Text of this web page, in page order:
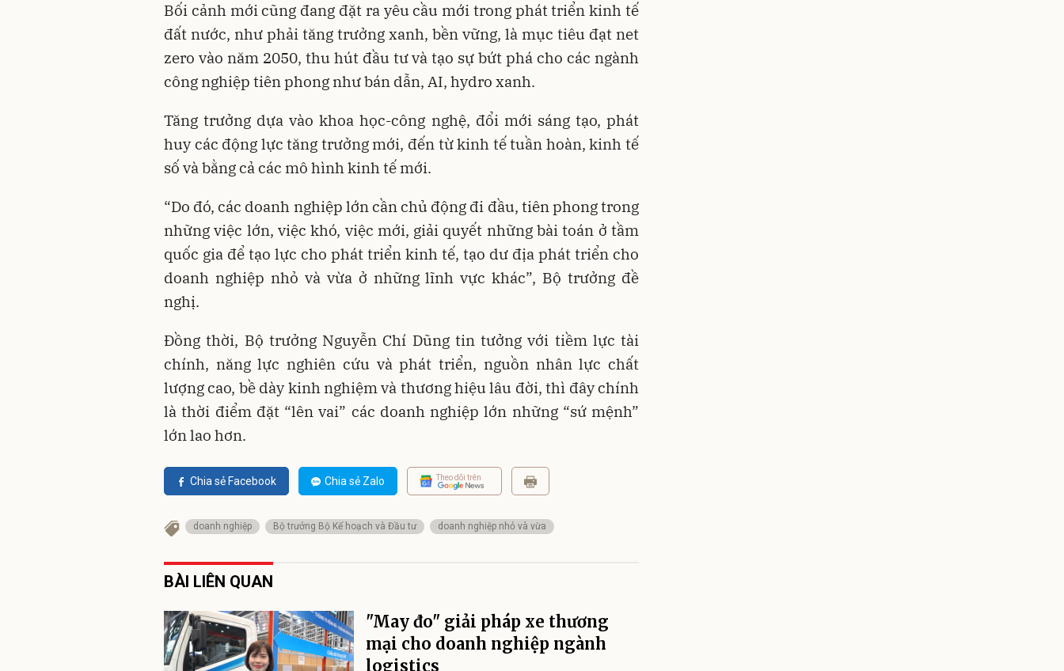
Bối cảnh mới cũng đang đặt ra yêu cầu mới trong phát triển kinh tế
đất nước, như phải tăng trưởng xanh, bền vững, là mục tiêu đạt net
zero vào năm 2050, thu hút đầu tư và tạo sự bứt phá cho các ngành
công nghiệp tiên phong như bán dẫn, AI, hydro xanh.
Tăng trưởng dựa vào khoa học-công nghệ, đổi mới sáng tạo, phát
huy các động lực tăng trưởng mới, đến từ kinh tế tuần hoàn, kinh tế
số và bằng cả các mô hình kinh tế mới.
“Do đó, các doanh nghiệp lớn cần chủ động đi đầu, tiên phong trong
những việc lớn, việc khó, việc mới, giải quyết những bài toán ở tầm
quốc gia để tạo lực cho phát triển kinh tế, tạo dư địa phát triển cho
doanh nghiệp nhỏ và vừa ở những lĩnh vực khác”, Bộ trưởng đề
nghị.
Đồng thời, Bộ trưởng Nguyễn Chí Dũng tin tưởngvới tiềm lực tài
chính, năng lực nghiên cứu và phát triển, nguồn nhân lực chất
lượng cao, bề dày kinh nghiệm và thương hiệu lâu đời, thì đây chính
là thời điểm đặt “lên vai” các doanh nghiệp lớn những “sứ mệnh”
lớn lao hơn.
Chia sẻ Facebook Chia sẻ Zalo Theo dõi trên
doanh nghiệp Bộ trưởng Bộ Kế hoạch và Đầu tư doanh nghiệp nhỏ và vừa
BÀI LIÊN QUAN
"May đo" giải pháp xe thương
mại cho doanh nghiệp ngành
logistics